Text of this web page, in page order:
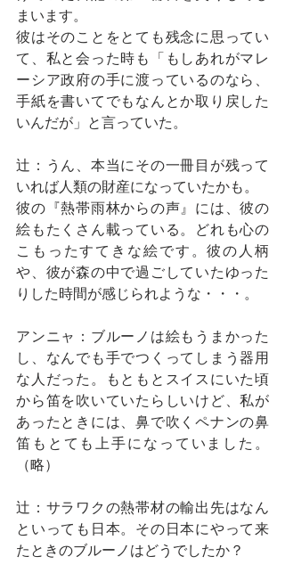
まいます。
彼はそのことをとても残念に思ってい
て、私と会った時も「もしあれがマレ
ーシア政府の手に渡っているのなら、
手紙を書いてでもなんとか取り戻した
いんだが」と言っていた。
辻：うん、本当にその一冊目が残って
いれば人類の財産になっていたかも。
彼の『熱帯雨林からの声』には、彼の
絵もたくさん載っている。どれも心の
こもったすてきな絵です。彼の人柄
や、彼が森の中で過ごしていたゆった
りした時間が感じられような・・・。
アンニャ：ブルーノは絵もうまかった
し、なんでも手でつくってしまう器用
な人だった。もともとスイスにいた頃
から笛を吹いていたらしいけど、私が
あったときには、鼻で吹くペナンの鼻
笛もとても上手になっていました。
（略）
辻：サラワクの熱帯材の輸出先はなん
といっても日本。その日本にやって来
たときのブルーノはどうでしたか？